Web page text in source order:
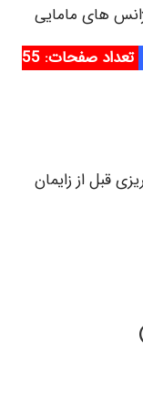
های مامایی
تعداد صفحات: 55
قبل از زایمان